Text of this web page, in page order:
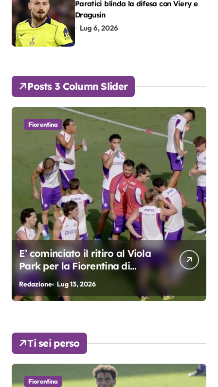
Paratici blinda la difesa con Viery e
Dragusin
Lug 6, 2026
Posts 3 Column Slider
Fiorentina
E’ cominciato il ritiro al Viola
Park per la Fiorentina di
Grosso
Redazione Lug 13, 2026
Ti sei perso
Fiorentina